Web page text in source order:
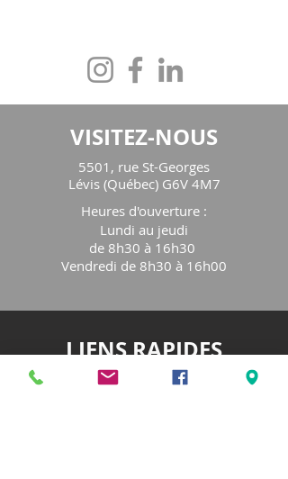
VISITEZ-NOUS
5501, rue St-Georges
Lévis (Québec) G6V 4M7
Heures d'ouverture :
Lundi au jeudi
de 8h30 à 16h30
Vendredi de 8h30 à 16h00
LIENS RAPIDES
Notre organisme